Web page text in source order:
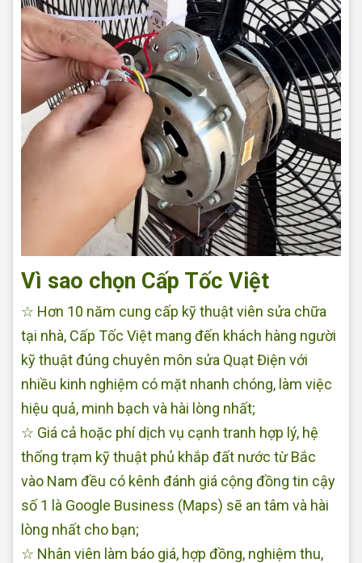
Vì sao chọn Cấp Tốc Việt
☆ Hơn 10 năm cung cấp kỹ thuật viên sửa chữa
tại nhà, Cấp Tốc Việt mang đến khách hàng người
kỹ thuật đúng chuyên môn sửa Quạt Điện với
nhiều kinh nghiệm có mặt nhanh chóng, làm việc
hiệu quả, minh bạch và hài lòng nhất;
☆ Giá cả hoặc phí dịch vụ cạnh tranh hợp lý, hệ
thống trạm kỹ thuật phủ khắp đất nước từ Bắc
vào Nam đều có kênh đánh giá cộng đồng tin cậy
số 1 là Google Business (Maps) sẽ an tâm và hài
lòng nhất cho bạn;
☆ Nhân viên làm báo giá, hợp đồng, nghiệm thu,